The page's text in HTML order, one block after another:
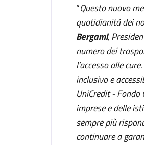
“Questo nuovo
quotidianità dei
Bergami,
numero dei
l’accesso alle
inclusivo e
UniCredit -
imprese e delle
sempre più
continuare a